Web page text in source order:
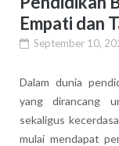
Empati dan
September 10,
Dalam dunia
yang dirancang
sekaligus
mulai mendapat